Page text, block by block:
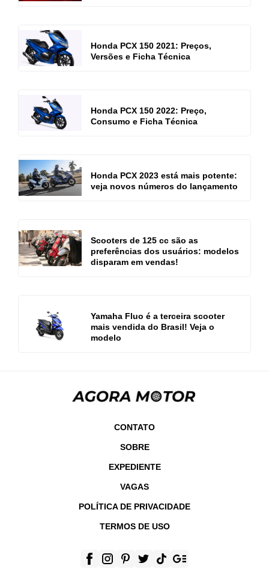
Honda PCX 150 2021: Preços,
Versões e Ficha Técnica
Honda PCX 150 2022: Preço,
Consumo e Ficha Técnica
Honda PCX 2023 está mais potente:
veja novos números do lançamento
Scooters de 125 cc são as
preferências dos usuários: modelos
disparam em vendas!
Yamaha Fluo é a terceira scooter
mais vendida do Brasil! Veja o
modelo
CONTATO
SOBRE
EXPEDIENTE
VAGAS
POLÍTICA DE PRIVACIDADE
TERMOS DE USO